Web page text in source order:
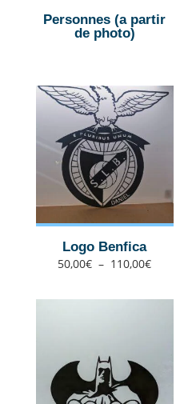
Personnes (a partir
de photo)
Logo Benfica
50,00€ – 110,00€Plage
de